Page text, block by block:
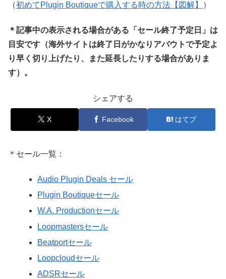
（初めてPlugin Boutiqueで購入する時の方法【図解】 ）
＊記事中の表示される場合がある「セール終了予定日」は
目安です（海外サイトは終了日がかなりアバウトで予定よ
り早く切り上げたり、また延長したりする場合がありま
す）。
シェアする
X Facebook はてブ
＊セール一覧：
Audio Plugin Deals セール
Plugin Boutiqueセール
W.A. Productionセール
Loopmastersセール
Beatportセール
Loopcloudセール
ADSRセール